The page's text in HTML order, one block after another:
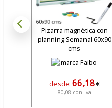
Pizarra magnética con
planning Semanal 60x90
cms
desde: 66,18€
80,08 con Iva